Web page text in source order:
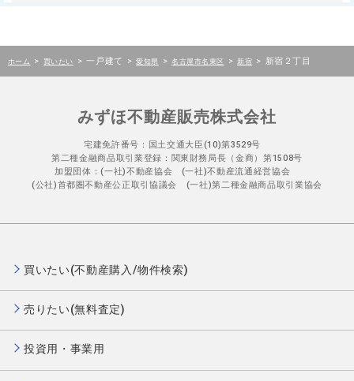
ホーム > 買いたい > 一戸建て > 愛知県 > 名古屋市名東区 > 新宿 > 新宿２丁目
みずほ不動産販売株式会社
宅建免許番号：国土交通大臣(10)第3529号
第二種金融商品取引業登録：関東財務局長（金商）第1508号
加盟団体：(一社)不動産協会 (一社)不動産流通経営協会
(公社)首都圏不動産公正取引協議会 (一社)第二種金融商品取引業協会
買いたい(不動産購入/物件検索)
売りたい(無料査定)
投資用・事業用